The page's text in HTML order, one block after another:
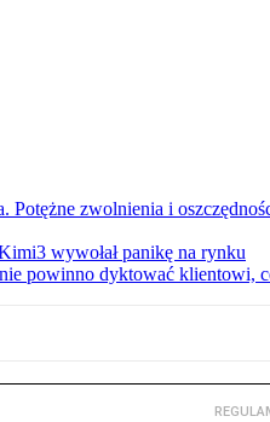
Potężne zwolnienia i
wywołał panikę na rynku
powinno dyktować klientowi,